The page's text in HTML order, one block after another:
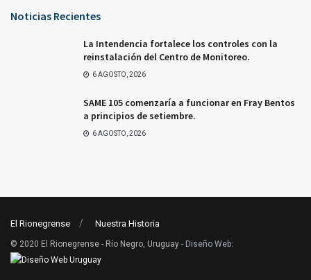
Noticias Recientes
La Intendencia fortalece los controles con la
reinstalación del Centro de Monitoreo.
6 AGOSTO, 2026
SAME 105 comenzaría a funcionar en Fray Bentos
a principios de setiembre.
6 AGOSTO, 2026
El Rionegrense Nuestra Historia
© 2020 El Rionegrense - Río Negro, Uruguay - Diseño Web: